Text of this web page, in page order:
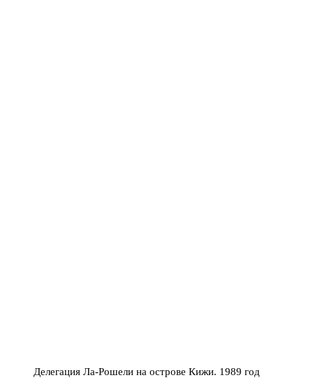
Делегация Ла-Рошели на острове Кижи. 1989 год